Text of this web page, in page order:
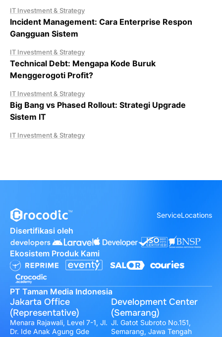
IT Investment & Strategy
Incident Management: Cara Enterprise Respon
Gangguan Sistem
IT Investment & Strategy
Technical Debt: Mengapa Kode Buruk
Menggerogoti Profit?
IT Investment & Strategy
Big Bang vs Phased Rollout: Strategi Upgrade
Sistem IT
IT Investment & Strategy
ServiceLocations
Disertifikasi oleh
Ekosistem Produk Kami
PT Taman Media Indonesia
Jakarta Office
(Representative)
Menara Rajawali, Level 7-1, Jl.
Dr. Ide Anak Agung Gde
Development Center
(Semarang)
Jl. Gatot Subroto No.151,
Semarang, Jawa Tengah